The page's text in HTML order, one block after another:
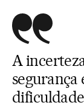
A
segurança